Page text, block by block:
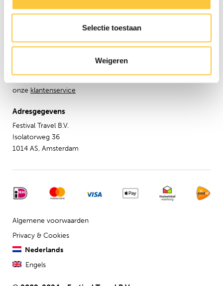
Selectie toestaan
Weigeren
Sziget Express
Verzekeringen
onze klantenservice
Adresgegevens
Festival Travel B.V.
Isolatorweg 36
1014 AS, Amsterdam
Algemene voorwaarden
Privacy & Cookies
Nederlands
Engels